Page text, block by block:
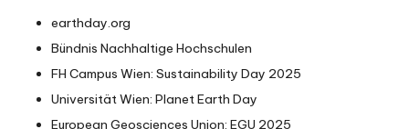
earthday.org
Bündnis Nachhaltige Hochschulen
FH Campus Wien: Sustainability Day 2025
Universität Wien: Planet Earth Day
European Geosciences Union: EGU 2025